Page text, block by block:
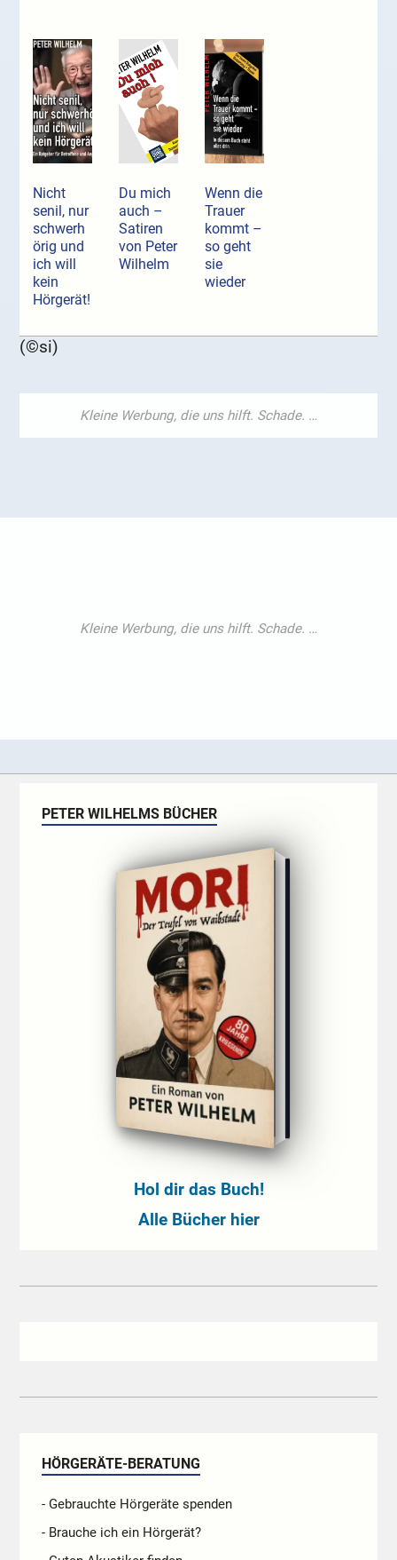
Nicht
senil, nur
schwerh
örig und
ich will
kein
Hörgerät!
Du mich
auch –
Satiren
von Peter
Wilhelm
Wenn die
Trauer
kommt –
so geht
sie
wieder
(©si)
PETER WILHELMS BÜCHER
Hol dir das Buch!
Alle Bücher hier
HÖRGERÄTE-BERATUNG
- Gebrauchte Hörgeräte spenden
- Brauche ich ein Hörgerät?